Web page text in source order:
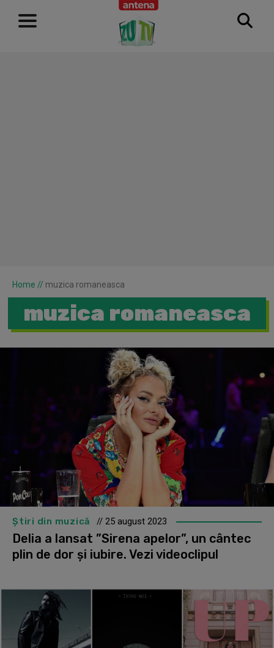
RECLAMĂ
Home // muzica romaneasca
muzica romaneasca
Știri din muzică // 25 august 2023
Delia a lansat ”Sirena apelor”, un cântec
plin de dor și iubire. Vezi videoclipul